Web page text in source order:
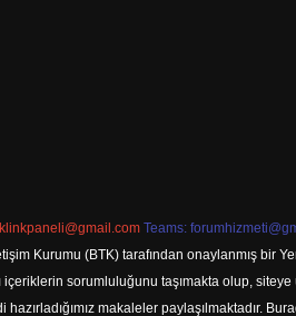
Teams:
Kurumu (BTK) tarafından onaylanmış
sorumluluğunu taşımakta olup,
makaleler paylaşılmaktadır.